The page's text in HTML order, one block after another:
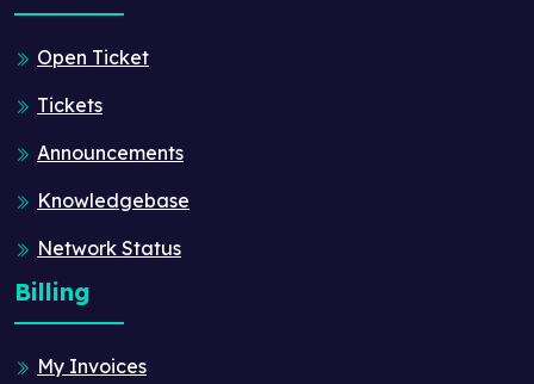
Open Ticket
Tickets
Announcements
Knowledgebase
Network Status
Billing
My Invoices